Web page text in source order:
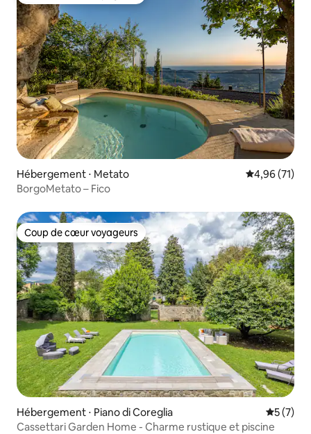
Hébergement ⋅ Metato Évaluation
4,96 (71)
BorgoMetato – Fico
Coup de cœur voyageurs
Coup de cœur voyageurs
Hébergement ⋅ Piano di Coreglia
5 (7)
Cassettari Garden Home - Charme rustique et piscine